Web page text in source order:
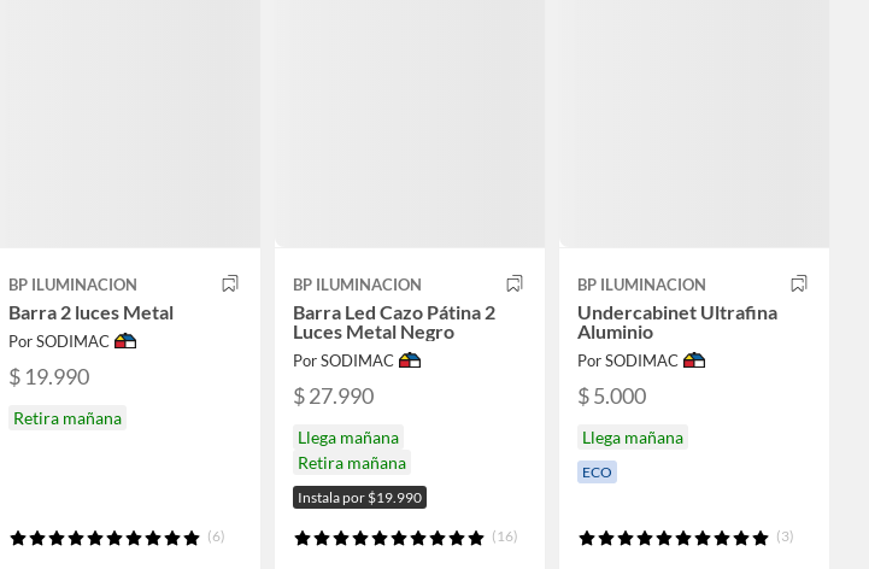
BP ILUMINACION
Barra 2 luces Metal
Por SODIMAC
$ 19.990
Retira mañana
(6)
BP ILUMINACION
Barra Led Cazo Pátina 2
Luces Metal Negro
Por SODIMAC
$ 27.990
Llega mañana
Retira mañana
Instala por $19.990
(16)
BP ILUMINACION
Undercabinet Ultrafina
Aluminio
Por SODIMAC
$ 5.000
Llega mañana
ECO
(3)